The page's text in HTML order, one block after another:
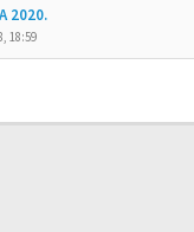
2020.
18:59